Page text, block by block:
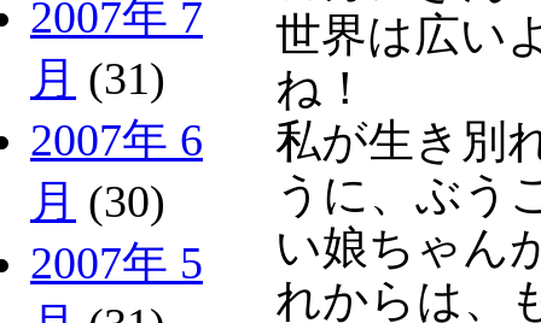
2007年 7
月 (31)
2007年 6
月 (30)
2007年 5
世界は広い
ね！
私が生き別
うに、ぶう
い娘ちゃん
れからは、